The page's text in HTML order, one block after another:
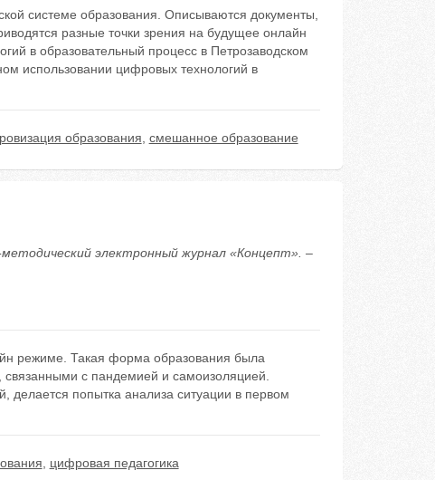
системе образования. Описываются документы,
разные точки зрения на будущее онлайн
в образовательный процесс в Петрозаводском
использовании цифровых технологий в
образования смешанное образование
электронный журнал «Концепт». –
режиме. Такая форма образования была
с пандемией и самоизоляцией.
попытка анализа ситуации в первом
цифровая педагогика